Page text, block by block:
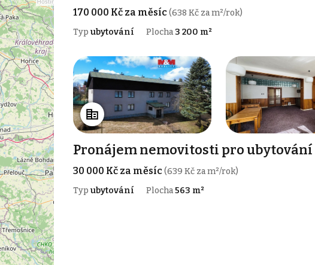
170 000 Kč za měsíc(638 Kč za m²/rok)
Typ ubytování Plocha 3 200 m²
Pronájem nemovitosti pro ubytování
30 000 Kč za měsíc(639 Kč za m²/rok)
Typ ubytování Plocha563 m²